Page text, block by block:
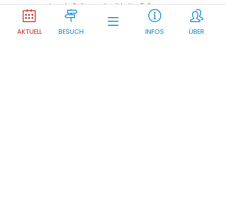
Joomla Gallerymakes it better. Balbooa.com
AKTUELL BESUCH INFOS ÜBER